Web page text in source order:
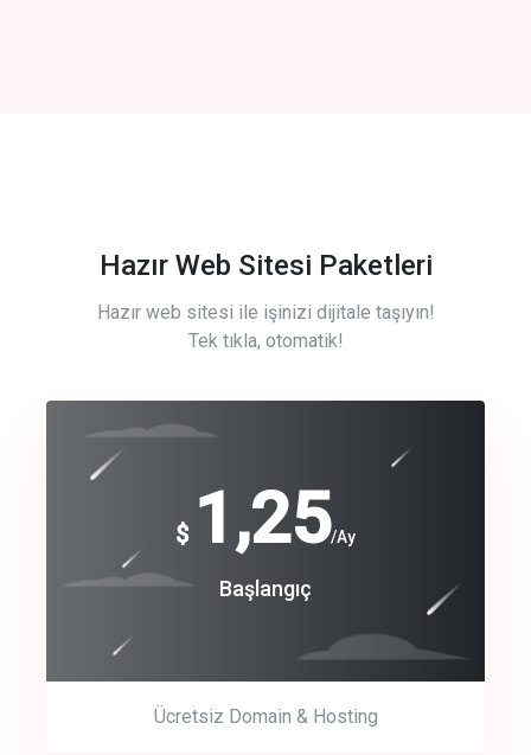
Hazır Web Sitesi Paketleri
Hazır web sitesi ile işinizi dijitale taşıyın!
Tek tıkla, otomatik!
$ 1,25/Ay
Başlangıç
Ücretsiz Domain & Hosting
Free
Basic